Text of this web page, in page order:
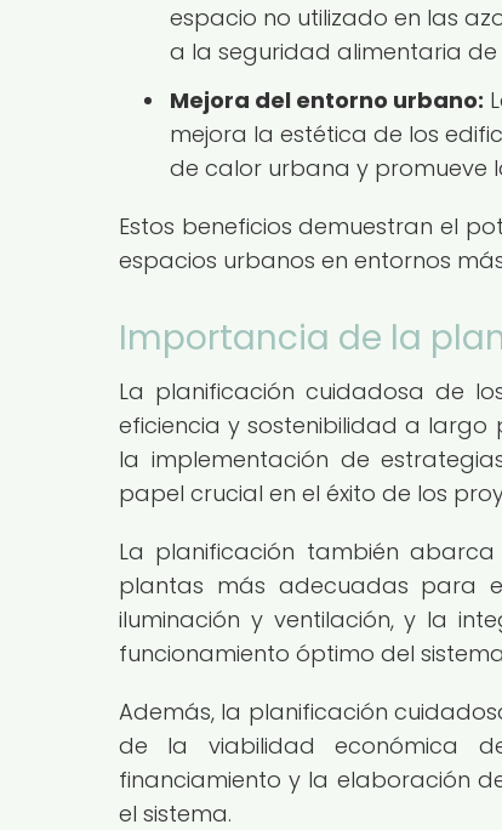
espacio no utilizado en las
a la seguridad alimentaria
Mejora del entorno urbano:
mejora la estética de los
de calor urbana y promueve
Estos beneficios demuestran el
espacios urbanos en entornos
Importancia de la
La planificación cuidadosa de
eficiencia y sostenibilidad a largo
la implementación de
papel crucial en el éxito de los
La planificación también
plantas más adecuadas para
iluminación y ventilación, y la
funcionamiento óptimo del
Además, la planificación
de la viabilidad económica
financiamiento y la elaboración
el sistema.